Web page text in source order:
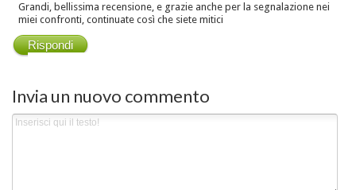
Grandi, bellissima recensione, e grazie anche per la segnalazione nei
miei confronti, continuate così che siete mitici
Rispondi
Invia un nuovo commento